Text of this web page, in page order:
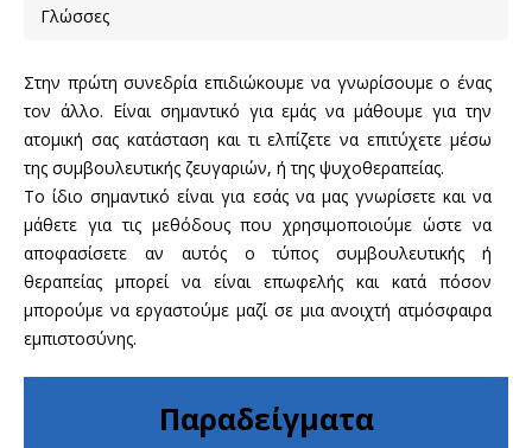
Γλώσσες
Στην πρώτη συνεδρία επιδιώκουμε να γνωρίσουμε ο ένας
τον άλλο. Είναι σημαντικό για εμάς να μάθουμε για την
ατομική σας κατάσταση και τι ελπίζετε να επιτύχετε μέσω
της συμβουλευτικής ζευγαριών, ή της ψυχοθεραπείας.
Το ίδιο σημαντικό είναι για εσάς να μας γνωρίσετε και να
μάθετε για τις μεθόδους που χρησιμοποιούμε ώστε να
αποφασίσετε αν αυτός ο τύπος συμβουλευτικής ή
θεραπείας μπορεί να είναι επωφελής και κατά πόσον
μπορούμε να εργαστούμε μαζί σε μια ανοιχτή ατμόσφαιρα
εμπιστοσύνης.
Παραδείγματα